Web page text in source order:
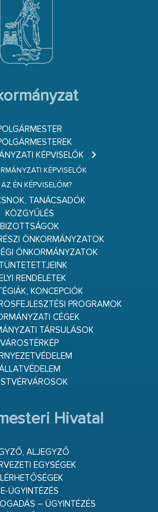
KÉPVISELŐK
KÉPVISELŐK
AZ ÉN KÉPVISELŐM?
TANÁCSADÓK
KÖZGYŰLÉS
BIZOTTSÁGOK
ÖNKORMÁNYZATOK
ÖNKORMÁNYZATOK
RENDELETEK
KONCEPCIÓK
PROGRAMOK
CÉGEK
TÁRSULÁSOK
VÁROSTÉRKÉP
Hivatal
ALJEGYZŐ
EGYSÉGEK
E-ÜGYINTÉZÉS
– ÜGYINTÉZÉS